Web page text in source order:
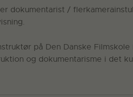
dokumentarist /
på Den Danske
og dokumentarisme i det